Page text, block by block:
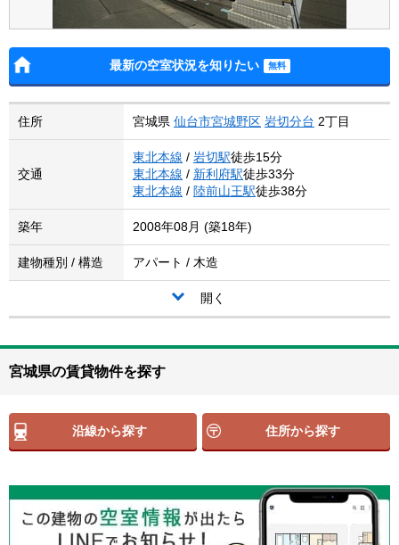
最新の空室状況を知りたい
住所 宮城県 仙台市宮城野区 岩切分台 2丁目
交通
東北本線 / 岩切駅徒歩15分
東北本線 / 新利府駅徒歩33分
東北本線 / 陸前山王駅徒歩38分
築年 2008年08月 (築18年)
建物種別 / 構造 アパート / 木造
開く
宮城県の賃貸物件を探す
沿線から探す 住所から探す